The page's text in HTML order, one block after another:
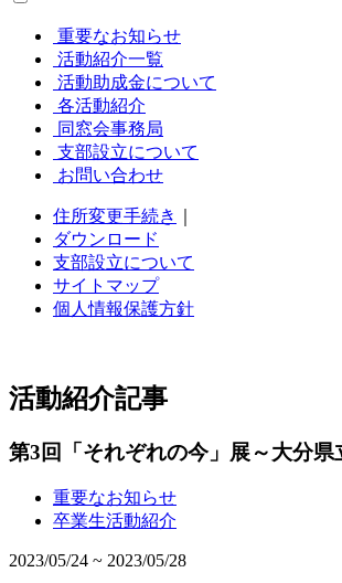
重要なお知らせ
活動紹介一覧
活動助成金について
各活動紹介
同窓会事務局
支部設立について
お問い合わせ
住所変更手続き
ダウンロード
支部設立について
サイトマップ
個人情報保護方針
活動紹介記事
第3回「それぞれの今」展～大分
重要なお知らせ
卒業生活動紹介
2023/05/24 ~ 2023/05/28